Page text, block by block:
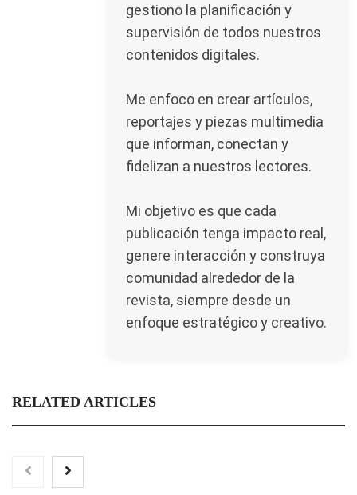
gestiono la planificación y
supervisión de todos nuestros
contenidos digitales.
Me enfoco en crear artículos,
reportajes y piezas multimedia
que informan, conectan y
fidelizan a nuestros lectores.
Mi objetivo es que cada
publicación tenga impacto real,
genere interacción y construya
comunidad alrededor de la
revista, siempre desde un
enfoque estratégico y creativo.
RELATED ARTICLES